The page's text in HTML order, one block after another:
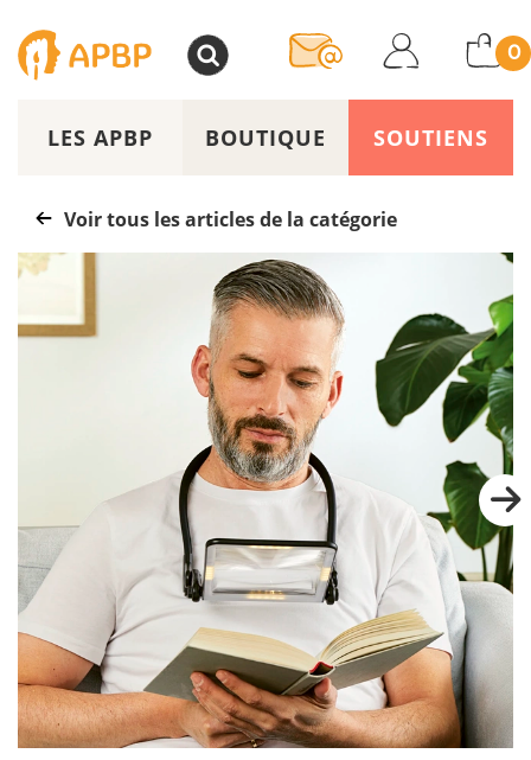
0
LES APBP BOUTIQUE SOUTIENS
Voir tous les articles de la catégorie